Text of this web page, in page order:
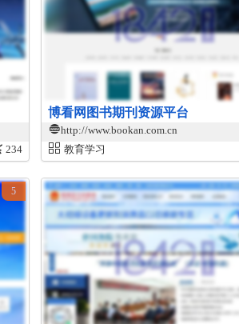
234
博看网图书期刊资源平台
http://www.bookan.com.cn
教育学习
5